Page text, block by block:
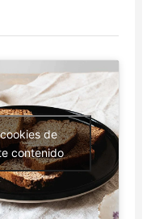
de
contenido